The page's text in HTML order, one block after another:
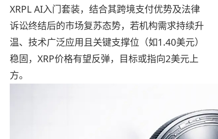
XRPL AI入门套装，结合其跨境支付优势及法律
诉讼终结后的市场复苏态势，若机构需求持续升
温、技术广泛应用且关键支撑位（如1.40美元）
稳固，XRP价格有望反弹，目标或指向2美元上
方。